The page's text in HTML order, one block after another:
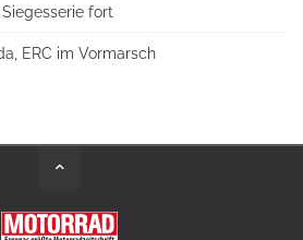
fort
ERC im Vormarsch
Back